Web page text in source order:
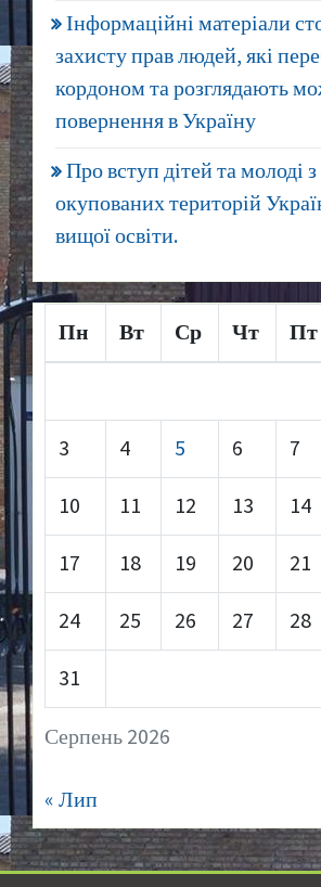
Інформаційні матеріали
захисту прав людей, які
кордоном та розглядають
повернення в Україну
Про вступ дітей та молоді
окупованих територій
вищої освіти.
Серпень 2026
Пн Вт Ср Чт Пт
3 4 5 6 7
10 11 12 13 14
17 18 19 20 21
24 25 26 27 28
31
« Лип